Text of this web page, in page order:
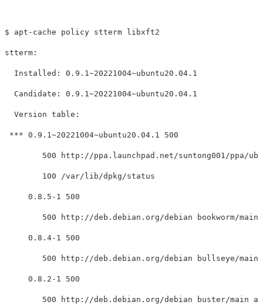
$ apt-cache policy stterm libxft2
stterm:
  Installed: 0.9.1~20221004~ubuntu20.04.1
  Candidate: 0.9.1~20221004~ubuntu20.04.1
  Version table:
*** 0.9.1~20221004~ubuntu20.04.1 500
500 http://ppa.launchpad.net/suntong001/ppa/
        100 /var/lib/dpkg/status
     0.8.5-1 500
500 http://deb.debian.org/debian bookworm/main
     0.8.4-1 500
500 http://deb.debian.org/debian bullseye/main
     0.8.2-1 500
500 http://deb.debian.org/debian buster/main